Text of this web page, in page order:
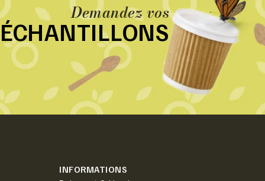
Demandez vos
ÉCHANTILLONS
INFORMATIONS